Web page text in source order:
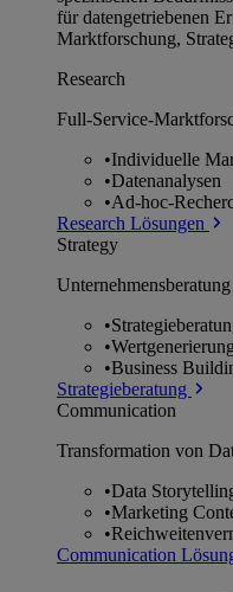
für datengetriebenen
Marktforschung,
Research
Full-Service-
•Individuelle
•Datenanalysen
•Ad-hoc-
Research Lösungen
Strategy
•
•
•Business
Strategieberatung
Communication
Transformation von
•Data
•Marketing
•
Communication